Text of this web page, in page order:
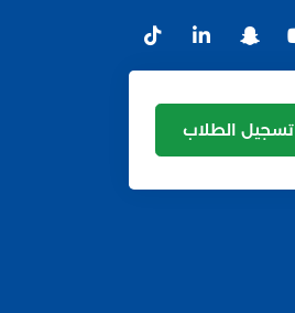
تسجيل الطلاب